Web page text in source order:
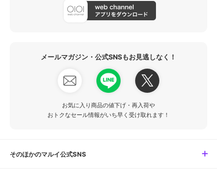
メールマガジン・公式SNSもお見逃しなく！
お気に入り商品の値下げ・再入荷や
おトクなセール情報がいち早く受け取れます！
そのほかのマルイ公式SNS